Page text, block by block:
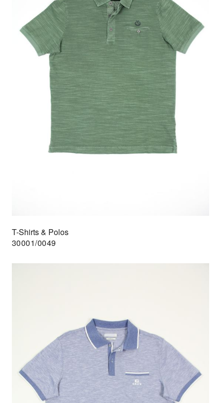
T-Shirts & Polos
30001/0049